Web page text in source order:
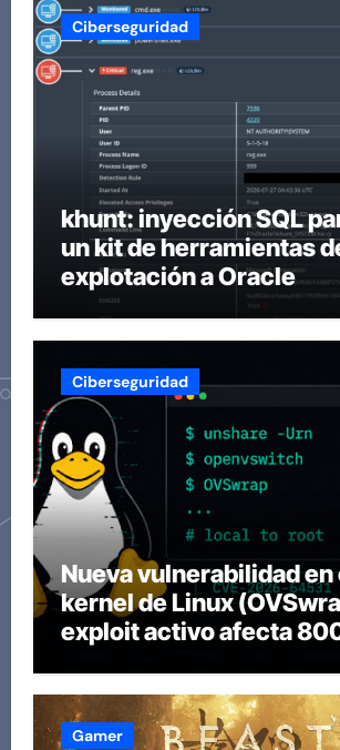
Ciberseguridad
khunt: inyección SQL
un kit de herramientas
explotación a Oracle
Ciberseguridad
Nueva vulnerabilidad en
kernel de Linux
exploit activo afecta
Gamer